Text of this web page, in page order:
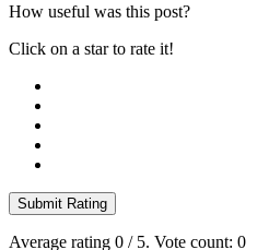
How useful was this post?
Click on a star to rate it!
Submit Rating
Average rating 0 / 5. Vote count: 0